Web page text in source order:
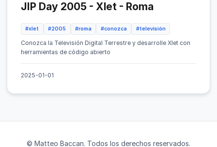
JIP Day 2005 - Xlet - Roma
#xlet #2005 #roma #conozca #televisión
Conozca la Televisión Digital Terrestre y desarrolle Xlet con
herramientas de código abierto
2025-01-01
© Matteo Baccan. Todos los derechos reservados.